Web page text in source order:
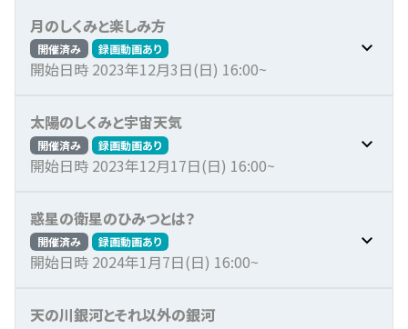
月のしくみと楽しみ方
開催済み 録画動画あり
開始日時 2023年12月3日(日) 16:00~
太陽のしくみと宇宙天気
開催済み 録画動画あり
開始日時 2023年12月17日(日) 16:00~
惑星の衛星のひみつとは？
開催済み 録画動画あり
開始日時 2024年1月7日(日) 16:00~
天の川銀河とそれ以外の銀河